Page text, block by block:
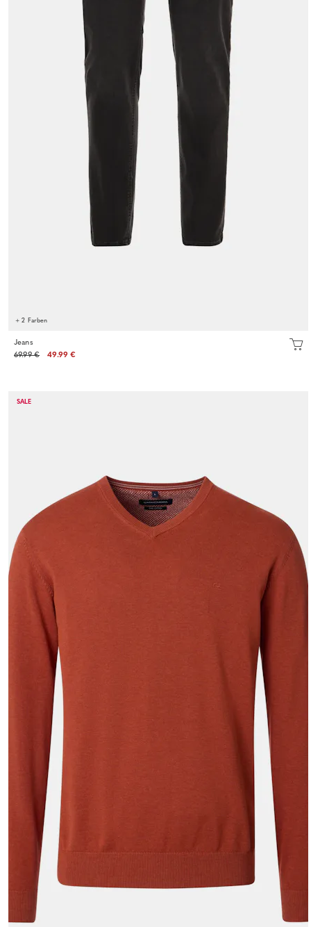
+ 2 Farben
Jeans
69.99 €
49.99 €
SALE